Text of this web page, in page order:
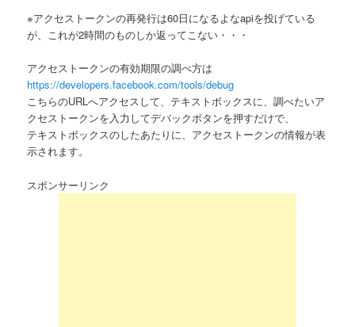
※アクセストークンの再発行は60日になるよなapiを投げている
が、これが2時間のものしか返ってこない・・・
アクセストークンの有効期限の調べ方は
https://developers.facebook.com/tools/debug
こちらのURLへアクセスして、テキストボックスに、調べたいア
クセストークンを入力してデバックボタンを押すだけで、
テキストボックスのしたあたりに、アクセストークンの情報が表
示されます。
スポンサーリンク